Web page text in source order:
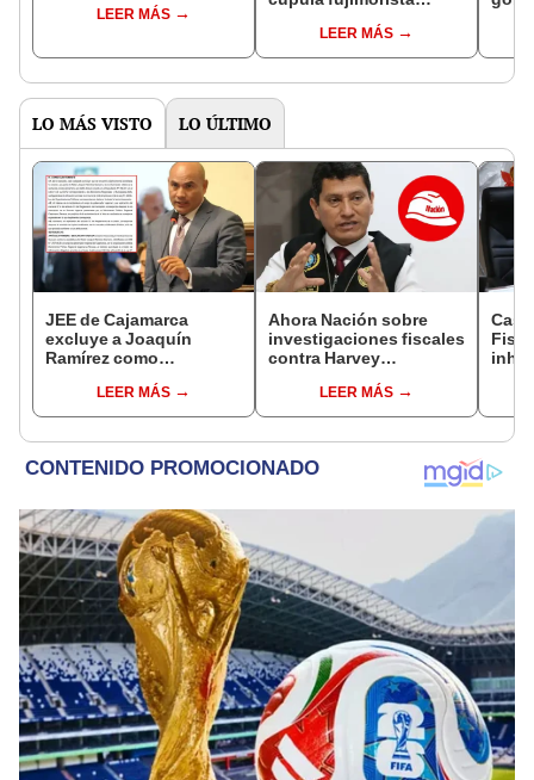
LEER MÁS
del SenadoLEER MÁS
LO MÁS VISTO LO ÚLTIMO
JEE de Cajamarca
excluye a Joaquín
Ramírez como
regional por ocultar
sentencia
LEER MÁS
Ahora Nación sobre
investigaciones fiscales
contra Harvey
Público no puede ser
utilizado políticamente"
LEER MÁS